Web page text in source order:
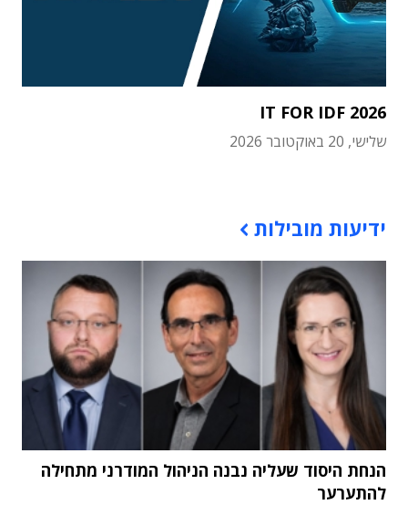
IT FOR IDF 2026
שלישי, 20 באוקטובר 2026
ידיעות מובילות
הנחת היסוד שעליה נבנה הניהול המודרני מתחילה
להתערער